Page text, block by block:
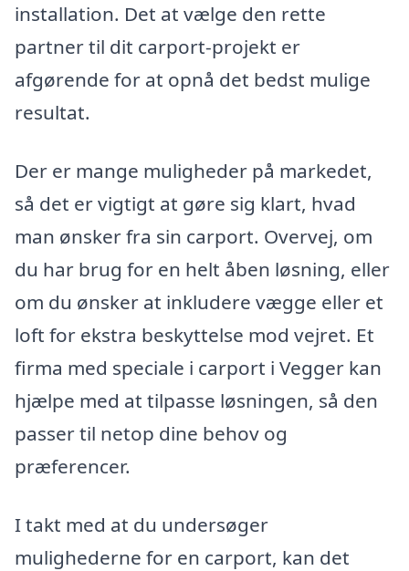
installation. Det at vælge den rette
partner til dit carport-projekt er
afgørende for at opnå det bedst mulige
resultat.
Der er mange muligheder på markedet,
så det er vigtigt at gøre sig klart, hvad
man ønsker fra sin carport. Overvej, om
du har brug for en helt åben løsning, eller
om du ønsker at inkludere vægge eller et
loft for ekstra beskyttelse mod vejret. Et
firma med speciale i carport i Vegger kan
hjælpe med at tilpasse løsningen, så den
passer til netop dine behov og
præferencer.
I takt med at du undersøger
mulighederne for en carport, kan det